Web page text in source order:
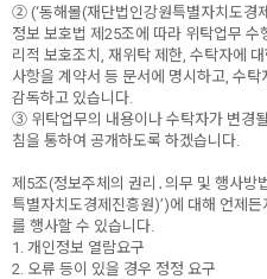
② (‘동해몰(재단법인강원특별자치도경
정보 보호법 제25조에 따라 위탁업무
리적 보호조치, 재위탁 제한, 수탁자에
사항을 계약서 등 문서에 명시하고, 수
감독하고 있습니다.
③ 위탁업무의 내용이나 수탁자가 변경
침을 통하여 공개하도록 하겠습니다.
제5조(정보주체의 권리․의무 및 행사
특별자치도경제진흥원)’)에 대해 언제
를 행사할 수 있습니다.
1. 개인정보 열람요구
2. 오류 등이 있을 경우 정정 요구